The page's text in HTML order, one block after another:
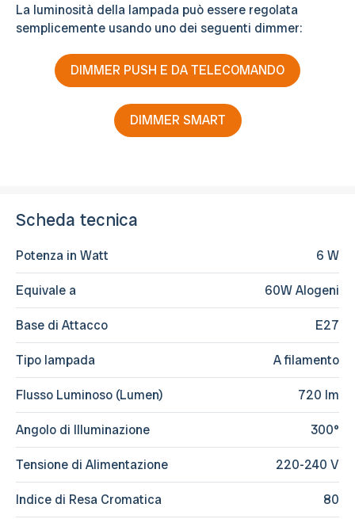
Scheda tecnica
Potenza in Watt 6 W
Equivale a 60W Alogeni
Base di Attacco E27
Tipo lampada A filamento
Flusso Luminoso (Lumen) 720 lm
Angolo di Illuminazione 300°
Tensione di Alimentazione 220-240 V
Indice di Resa Cromatica 80
La luminosità della lampada può essere regolata
semplicemente usando uno dei seguenti dimmer:
DIMMER PUSH E DA TELECOMANDO
DIMMER SMART